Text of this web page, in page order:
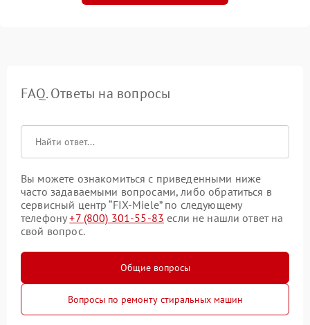
FAQ. Ответы на вопросы
Вы можете ознакомиться с приведенными ниже
часто задаваемыми вопросами, либо обратиться в
сервисный центр “FIX-Miele” по следующему
телефону+7 (800) 301-55-83 если не нашли ответ на
свой вопрос.
Общие вопросы
Вопросы по ремонту стиральных машин